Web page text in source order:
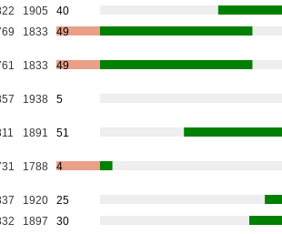
1905
40
1833 49
1833 49
1938 5
1891 51
1788 4
1920
25
1897
30